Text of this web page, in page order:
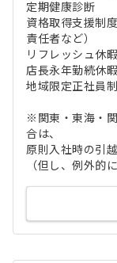
定期健康診断
資格取得支援制
責任者など）
リフレッシュ休暇
店長永年勤続休
地域限定正社員
※関東・東海・
合は、
原則入社時の引
（但し、例外的